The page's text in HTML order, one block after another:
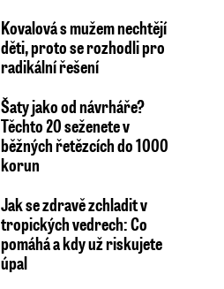
Kovalová s mužem nechtějí
děti, proto se rozhodli pro
radikální řešení
Šaty jako od návrháře?
Těchto 20 seženete v
běžných řetězcích do 1000
korun
Jak se zdravě zchladit v
tropických vedrech: Co
pomáhá a kdy už riskujete
úpal